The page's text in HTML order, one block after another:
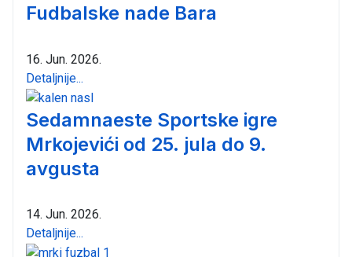
Fudbalske nade Bara
16. Jun. 2026.
Detaljnije...
Sedamnaeste Sportske igre
Mrkojevići od 25. jula do 9.
avgusta
14. Jun. 2026.
Detaljnije...